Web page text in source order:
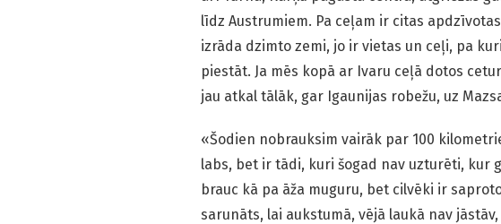
līdz Austrumiem. Pa ceļam ir citas
izrāda dzimto zemi, jo ir vietas un ceļi, pa
piestāt. Ja mēs kopā ar Ivaru ceļā dotos
jau atkal tālāk, gar Igaunijas robežu, uz
«Šodien nobrauksim vairāk par 100
labs, bet ir tādi, kuri šogad nav uzturēti, kur
brauc kā pa āža muguru, bet cilvēki ir
sarunāts, lai aukstumā, vējā laukā nav